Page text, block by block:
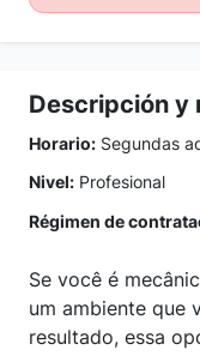
Descripción y
Horario: Segundas
Nivel: Profesional
Régimen de
Se você é
um ambiente que
resultado, essa